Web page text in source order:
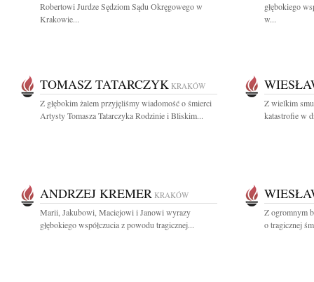
Robertowi Jurdze Sędziom Sądu Okręgowego w
Krakowie...
głębokiego
w...
TOMASZ TATARCZYK KRAKÓW
Z głębokim żalem przyjęliśmy wiadomość o śmierci
Artysty Tomasza Tatarczyka Rodzinie i Bliskim...
Z wielkim
katastrofie w
ANDRZEJ KREMER KRAKÓW
Marii, Jakubowi, Maciejowi i Janowi wyrazy
głębokiego współczucia z powodu tragicznej...
Z ogromnym
o tragicznej